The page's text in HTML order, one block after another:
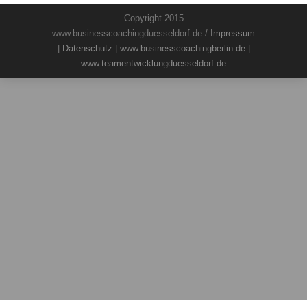
Copyright 2015
www.businesscoachingduesseldorf.de / Impressum
Datenschutz www.businesscoachingberlin.de|
www.teamentwicklungduesseldorf.de